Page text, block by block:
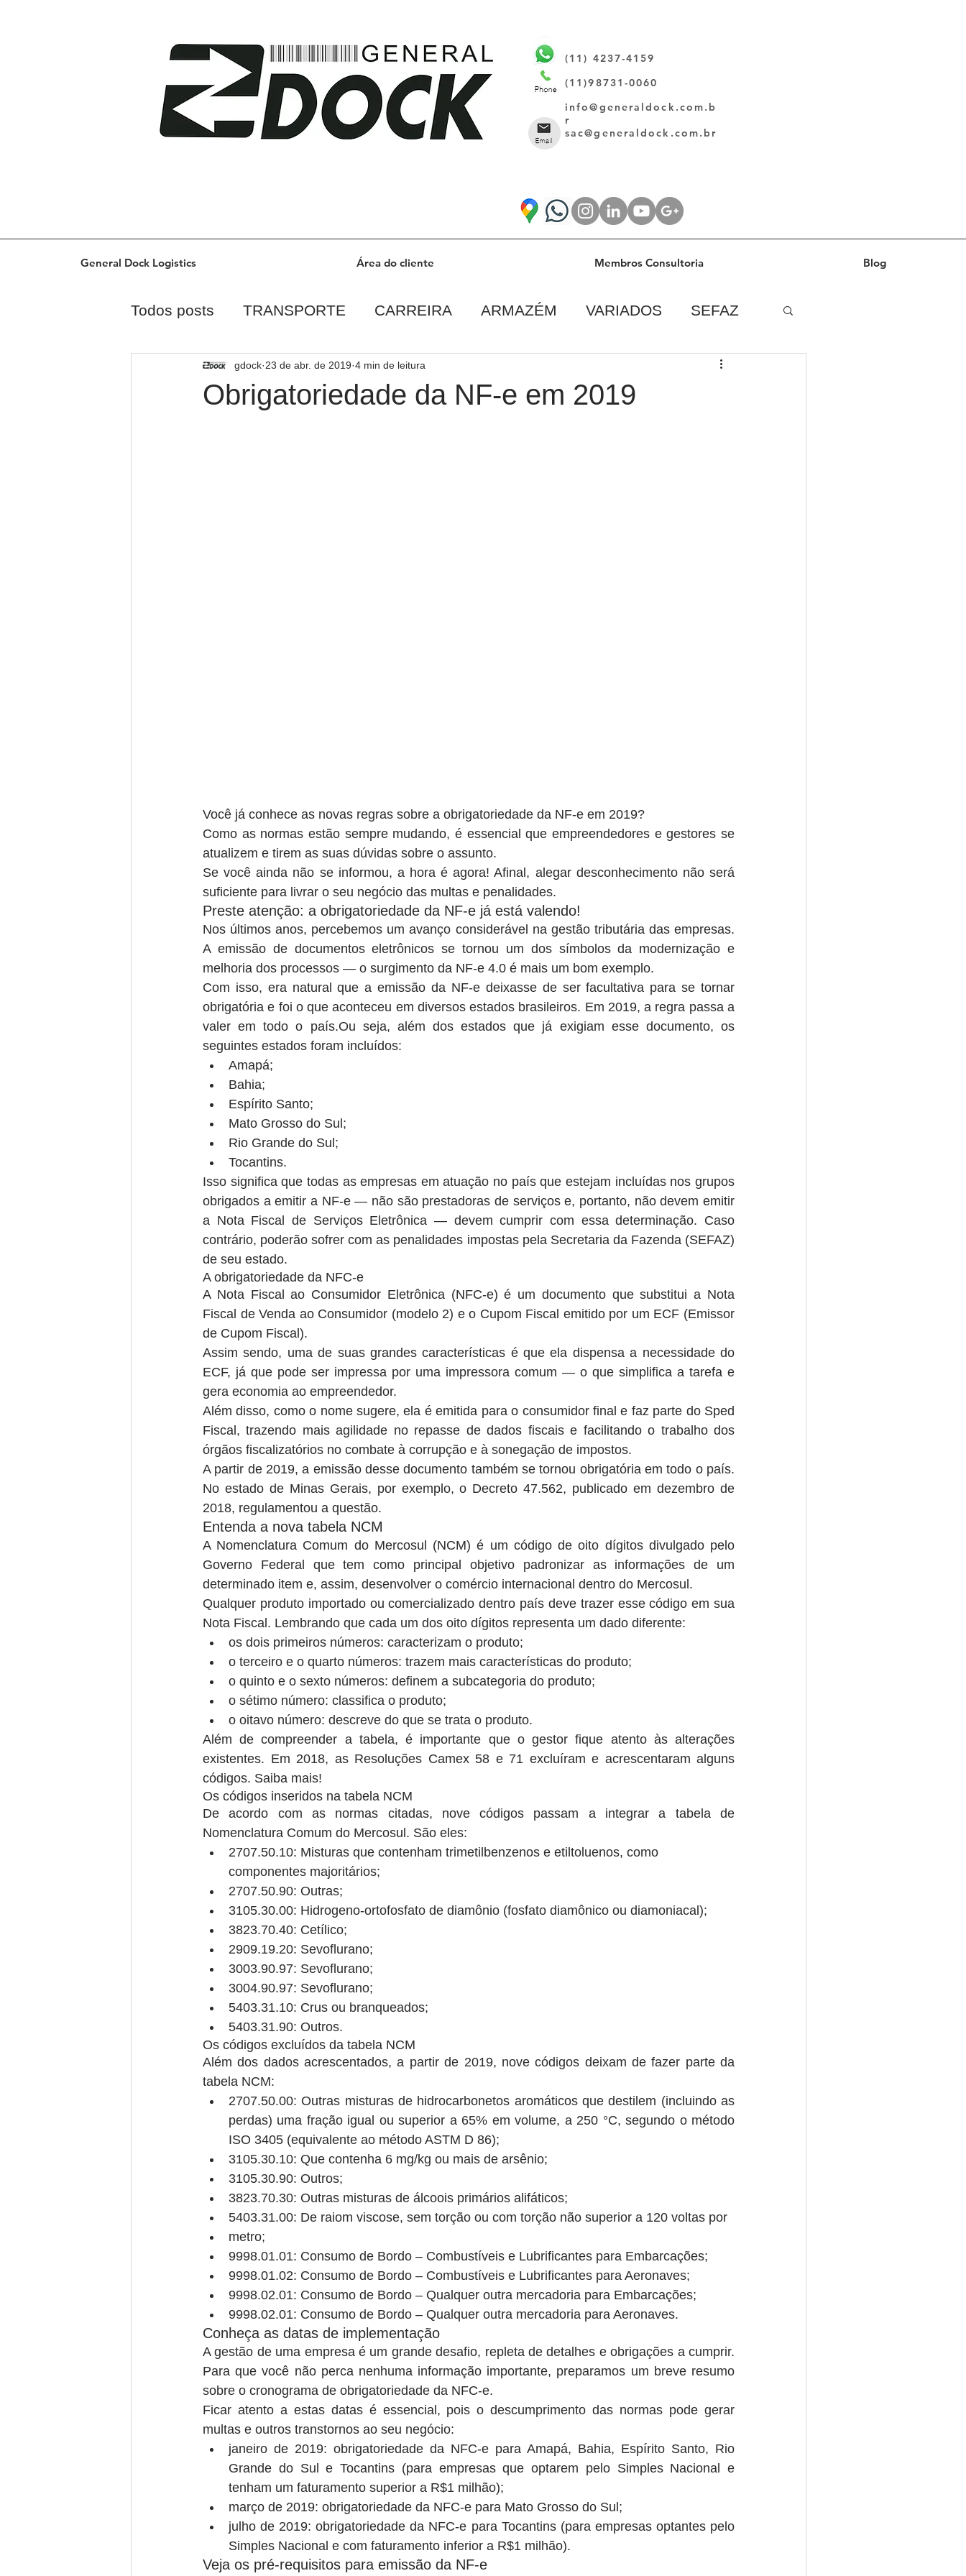
(11) 4237-4159
(11)98731-0060
info@generaldock.com.b
r
sac@generaldock.com.br
General Dock Logistics Área do cliente Membros Consultoria Blog
Todos posts TRANSPORTE CARREIRA ARMAZÉM VARIADOS SEFAZ
TECNOLOGIA
Obrigatoriedade da NF-e em 2019
gdock 23 de abr. de 2019 4 min de leitura
Você já conhece as novas regras sobre a obrigatoriedade da NF-e em 2019?
Como as normas estão sempre mudando, é essencial que empreendedores e gestores se
atualizem e tirem as suas dúvidas sobre o assunto.
Se você ainda não se informou, a hora é agora! Afinal, alegar desconhecimento não será
suficiente para livrar o seu negócio das multas e penalidades.
Preste atenção: a obrigatoriedade da NF-e já está valendo!
Nos últimos anos, percebemos um avanço considerável na gestão tributária das empresas.
A emissão de documentos eletrônicos se tornou um dos símbolos da modernização e
melhoria dos processos — o surgimento da NF-e 4.0 é mais um bom exemplo.
Com isso, era natural que a emissão da NF-e deixasse de ser facultativa para se tornar
obrigatória e foi o que aconteceu em diversos estados brasileiros. Em 2019, a regra passa a
valer em todo o país.Ou seja, além dos estados que já exigiam esse documento, os
seguintes estados foram incluídos:
Amapá;
Bahia;
Espírito Santo;
Mato Grosso do Sul;
Rio Grande do Sul;
Tocantins.
Isso significa que todas as empresas em atuação no país que estejam incluídas nos grupos
obrigados a emitir a NF-e — não são prestadoras de serviços e, portanto, não devem emitir
a Nota Fiscal de Serviços Eletrônica — devem cumprir com essa determinação. Caso
contrário, poderão sofrer com as penalidades impostas pela Secretaria da Fazenda (SEFAZ)
de seu estado.
A obrigatoriedade da NFC-e
A Nota Fiscal ao Consumidor Eletrônica (NFC-e) é um documento que substitui a Nota
Fiscal de Venda ao Consumidor (modelo 2) e o Cupom Fiscal emitido por um ECF (Emissor
de Cupom Fiscal).
Assim sendo, uma de suas grandes características é que ela dispensa a necessidade do
ECF, já que pode ser impressa por uma impressora comum — o que simplifica a tarefa e
gera economia ao empreendedor.
Além disso, como o nome sugere, ela é emitida para o consumidor final e faz parte do Sped
Fiscal, trazendo mais agilidade no repasse de dados fiscais e facilitando o trabalho dos
órgãos fiscalizatórios no combate à corrupção e à sonegação de impostos.
A partir de 2019, a emissão desse documento também se tornou obrigatória em todo o país.
No estado de Minas Gerais, por exemplo, o Decreto 47.562, publicado em dezembro de
2018, regulamentou a questão.
Entenda a nova tabela NCM
A Nomenclatura Comum do Mercosul (NCM) é um código de oito dígitos divulgado pelo
Governo Federal que tem como principal objetivo padronizar as informações de um
determinado item e, assim, desenvolver o comércio internacional dentro do Mercosul.
Qualquer produto importado ou comercializado dentro país deve trazer esse código em sua
Nota Fiscal. Lembrando que cada um dos oito dígitos representa um dado diferente:
os dois primeiros números: caracterizam o produto;
o terceiro e o quarto números: trazem mais características do produto;
o quinto e o sexto números: definem a subcategoria do produto;
o sétimo número: classifica o produto;
o oitavo número: descreve do que se trata o produto.
Além de compreender a tabela, é importante que o gestor fique atento às alterações
existentes. Em 2018, as Resoluções Camex 58 e 71 excluíram e acrescentaram alguns
códigos. Saiba mais!
Os códigos inseridos na tabela NCM
De acordo com as normas citadas, nove códigos passam a integrar a tabela de
Nomenclatura Comum do Mercosul. São eles:
2707.50.10: Misturas que contenham trimetilbenzenos e etiltoluenos, como
componentes majoritários;
2707.50.90: Outras;
3105.30.00: Hidrogeno-ortofosfato de diamônio (fosfato diamônico ou diamoniacal);
3823.70.40: Cetílico;
2909.19.20: Sevoflurano;
3003.90.97: Sevoflurano;
3004.90.97: Sevoflurano;
5403.31.10: Crus ou branqueados;
5403.31.90: Outros.​
Os códigos excluídos da tabela NCM
Além dos dados acrescentados, a partir de 2019, nove códigos deixam de fazer parte da
tabela NCM:
2707.50.00: Outras misturas de hidrocarbonetos aromáticos que destilem (incluindo as
perdas) uma fração igual ou superior a 65% em volume, a 250 °C, segundo o método
ISO 3405 (equivalente ao método ASTM D 86);
3105.30.10: Que contenha 6 mg/kg ou mais de arsênio;
3105.30.90: Outros;
3823.70.30: Outras misturas de álcoois primários alifáticos;
metro;
9998.01.01: Consumo de Bordo – Combustíveis e Lubrificantes para Embarcações;
9998.01.02: Consumo de Bordo – Combustíveis e Lubrificantes para Aeronaves;
9998.02.01: Consumo de Bordo – Qualquer outra mercadoria para Embarcações;
9998.02.01: Consumo de Bordo – Qualquer outra mercadoria para Aeronaves.
Conheça as datas de implementação
A gestão de uma empresa é um grande desafio, repleta de detalhes e obrigações a cumprir.
Para que você não perca nenhuma informação importante, preparamos um breve resumo
sobre o cronograma de obrigatoriedade da NFC-e.
Ficar atento a estas datas é essencial, pois o descumprimento das normas pode gerar
multas e outros transtornos ao seu negócio:
janeiro de 2019: obrigatoriedade da NFC-e para Amapá, Bahia, Espírito Santo, Rio
Grande do Sul e Tocantins (para empresas que optarem pelo Simples Nacional e
tenham um faturamento superior a R$1 milhão);
março de 2019: obrigatoriedade da NFC-e para Mato Grosso do Sul;
julho de 2019: obrigatoriedade da NFC-e para Tocantins (para empresas optantes pelo
Simples Nacional e com faturamento inferior a R$1 milhão).
Veja os pré-requisitos para emissão da NF-e